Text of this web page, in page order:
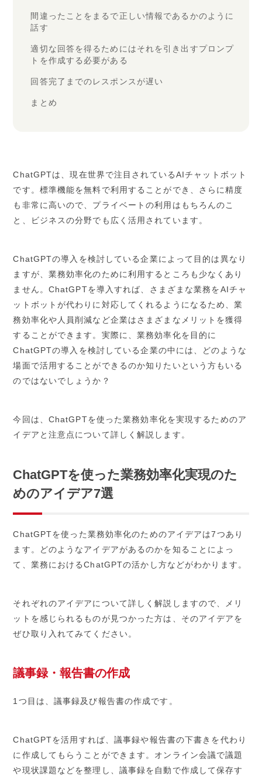
間違ったことをまるで正しい情報であるかのように
話す
適切な回答を得るためにはそれを引き出すプロンプ
トを作成する必要がある
回答完了までのレスポンスが遅い
まとめ
ChatGPTは、現在世界で注目されているAIチャットボット
です。標準機能を無料で利用することができ、さらに精度
も非常に高いので、プライベートの利用はもちろんのこ
と、ビジネスの分野でも広く活用されています。
ChatGPTの導入を検討している企業によって目的は異なり
ますが、業務効率化のために利用するところも少なくあり
ません。ChatGPTを導入すれば、さまざまな業務をAIチャ
ットボットが代わりに対応してくれるようになるため、業
務効率化や人員削減など企業はさまざまなメリットを獲得
することができます。実際に、業務効率化を目的に
ChatGPTの導入を検討している企業の中には、どのような
場面で活用することができるのか知りたいという方もいる
のではないでしょうか？
今回は、ChatGPTを使った業務効率化を実現するためのア
イデアと注意点について詳しく解説します。
ChatGPTを使った業務効率化実現のた
めのアイデア7選
ChatGPTを使った業務効率化のためのアイデアは7つあり
ます。どのようなアイデアがあるのかを知ることによっ
て、業務におけるChatGPTの活かし方などがわかります。
それぞれのアイデアについて詳しく解説しますので、メリ
ットを感じられるものが見つかった方は、そのアイデアを
ぜひ取り入れてみてください。
議事録・報告書の作成
1つ目は、議事録及び報告書の作成です。
ChatGPTを活用すれば、議事録や報告書の下書きを代わり
に作成してもらうことができます。オンライン会議で議題
や現状課題などを整理し、議事録を自動で作成して保存す